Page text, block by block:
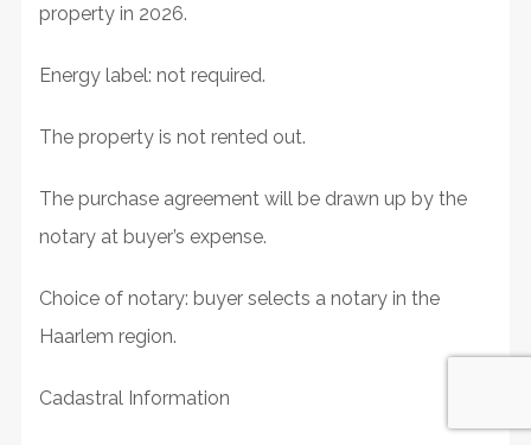
property in 2026.
Energy label: not required.
The property is not rented out.
The purchase agreement will be drawn up by the
notary at buyer’s expense.
Choice of notary: buyer selects a notary in the
Haarlem region.
Cadastral Information